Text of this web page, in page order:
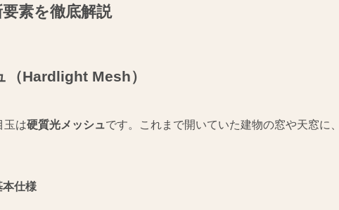
素を徹底解説
（Hardlight Mesh）
玉は硬質光メッシュです。これまで開いていた建物の窓や天窓に
本仕様